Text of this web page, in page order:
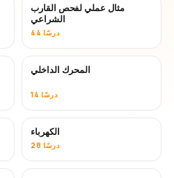
مثال عملي لفحص القارب
الشراعي
44 درسًا
المحرك الداخلي
14 درسًا
الكهرباء
28 درسًا